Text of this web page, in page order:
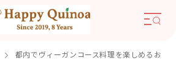
都内でヴィーガンコース料理を楽しめるお